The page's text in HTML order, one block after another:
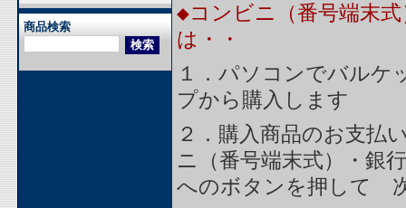
商品検索
◆コンビニ（番号端末
は・・
１．パソコンでバルケ
プから購入します
２．購入商品のお支
ニ（番号端末式）・銀
へのボタンを押して